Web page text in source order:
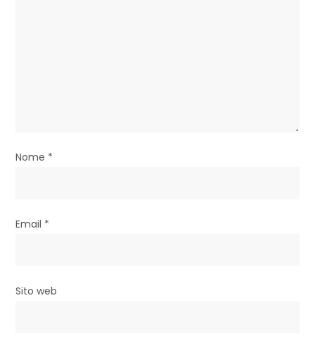
i
Nome *
Email *
Sito web